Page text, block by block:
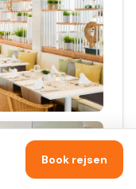
Book rejsen